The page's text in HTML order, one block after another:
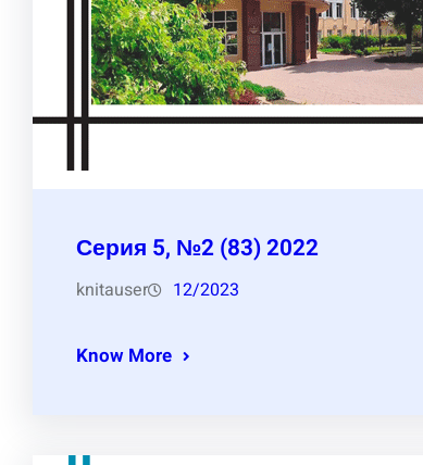
Серия 5, №2 (83) 2022
knitauser 12/2023
Know More